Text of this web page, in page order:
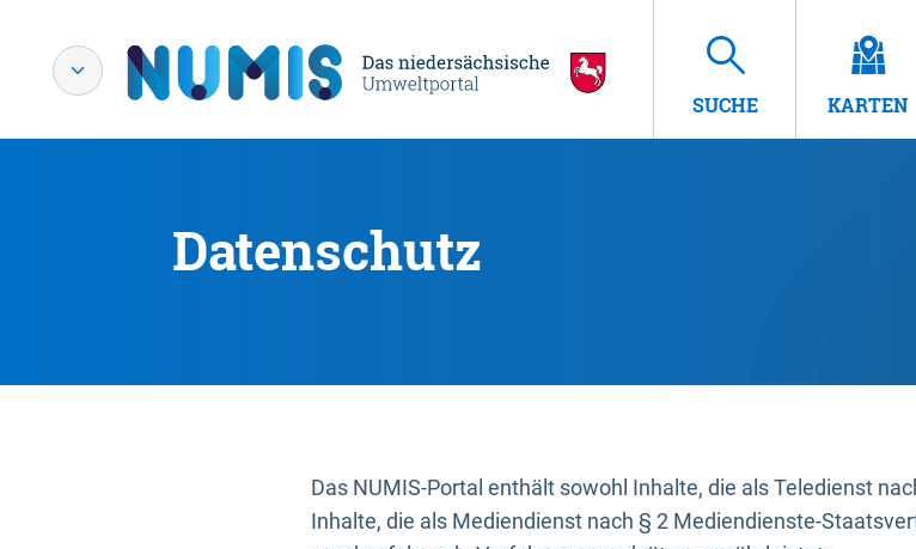
SUCHE KARTEN
Datenschutz
Das NUMIS-Portal enthält sowohl Inhalte, die als Teledienst
Inhalte, die als Mediendienst nach § 2 Mediendienste-